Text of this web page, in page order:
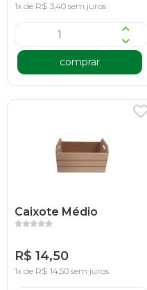
1x de R$ 3,40 sem juros
comprar
Caixote Médio
R$ 14,50
1x de R$ 14,50 sem juros